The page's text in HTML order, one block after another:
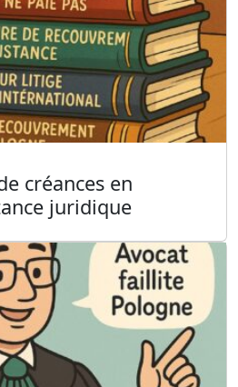
créances en
juridique